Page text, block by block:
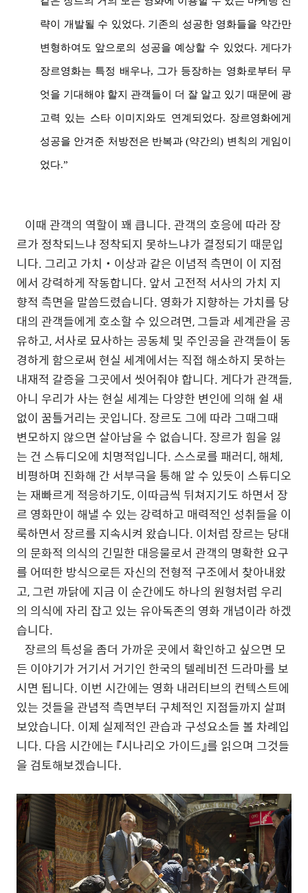
략이 개발될 수 있었다. 기존의 성공한 영화들을 약간만
변형하여도 앞으로의 성공을 예상할 수 있었다. 게다가
장르영화는 특정 배우나, 그가 등장하는 영화로부터 무
엇을 기대해야 할지 관객들이 더 잘 알고 있기 때문에 광
고력 있는 스타 이미지와도 연계되었다. 장르영화에게
성공을 안겨준 처방전은 반복과 (약간의) 변칙의 게임이
었다.”
이때 관객의 역할이 꽤 큽니다. 관객의 호응에 따라 장
르가 정착되느냐 정착되지 못하느냐가 결정되기 때문입
니다. 그리고 가치‧이상과 같은 이념적 측면이 이 지점
에서 강력하게 작동합니다. 앞서 고전적 서사의 가치 지
향적 측면을 말씀드렸습니다. 영화가 지향하는 가치를 당
대의 관객들에게 호소할 수 있으려면, 그들과 세계관을 공
유하고, 서사로 묘사하는 공동체 및 주인공을 관객들이 동
경하게 함으로써 현실 세계에서는 직접 해소하지 못하는
내재적 갈증을 그곳에서 씻어줘야 합니다. 게다가 관객들,
아니 우리가 사는 현실 세계는 다양한 변인에 의해 쉴 새
없이 꿈틀거리는 곳입니다. 장르도 그에 따라 그때그때
변모하지 않으면 살아남을 수 없습니다. 장르가 힘을 잃
는 건 스튜디오에 치명적입니다. 스스로를 패러디, 해체,
비평하며 진화해 간 서부극을 통해 알 수 있듯이 스튜디오
는 재빠르게 적응하기도, 이따금씩 뒤쳐지기도 하면서 장
르 영화만이 해낼 수 있는 강력하고 매력적인 성취들을 이
룩하면서 장르를 지속시켜 왔습니다. 이처럼 장르는 당대
의 문화적 의식의 긴밀한 대응물로서 관객의 명확한 요구
를 어떠한 방식으로든 자신의 전형적 구조에서 찾아내왔
고, 그런 까닭에 지금 이 순간에도 하나의 원형처럼 우리
의 의식에 자리 잡고 있는 유아독존의 영화 개념이라 하겠
습니다.
장르의 특성을 좀더 가까운 곳에서 확인하고 싶으면 모
든 이야기가 거기서 거기인 한국의 텔레비전 드라마를 보
시면 됩니다. 이번 시간에는 영화 내러티브의 컨텍스트에
있는 것들을관념적 측면부터 구체적인 지점들까지 살펴
보았습니다. 이제 실제적인 관습과 구성요소들볼 차례입
니다. 다음 시간에는 『시나리오 가이드』를 읽으며 그것들
을 검토해보겠습니다.